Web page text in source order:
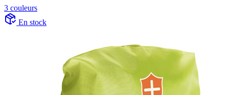
3 couleurs
En stock